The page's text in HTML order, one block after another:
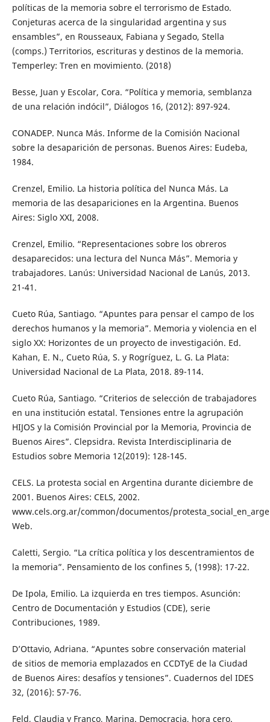
políticas de la memoria sobre el terrorismo de Estado.
Conjeturas acerca de la singularidad argentina y sus
ensambles”, en Rousseaux, Fabiana y Segado, Stella
(comps.) Territorios, escrituras y destinos de la memoria.
Temperley: Tren en movimiento. (2018)
Besse, Juan y Escolar, Cora. “Política y memoria, semblanza
de una relación indócil”, Diálogos 16, (2012): 897-924.
CONADEP. Nunca Más. Informe de la Comisión Nacional
sobre la desaparición de personas. Buenos Aires: Eudeba,
1984.
Crenzel, Emilio. La historia política del Nunca Más. La
memoria de las desapariciones en la Argentina. Buenos
Aires: Siglo XXI, 2008.
Crenzel, Emilio. “Representaciones sobre los obreros
desaparecidos: una lectura del Nunca Más”. Memoria y
trabajadores. Lanús: Universidad Nacional de Lanús, 2013.
21-41.
Cueto Rúa, Santiago. “Apuntes para pensar el campo de los
derechos humanos y la memoria”. Memoria y violencia en el
siglo XX: Horizontes de un proyecto de investigación. Ed.
Kahan, E. N., Cueto Rúa, S. y Rogríguez, L. G. La Plata:
Universidad Nacional de La Plata, 2018. 89-114.
Cueto Rúa, Santiago. “Criterios de selección de trabajadores
en una institución estatal. Tensiones entre la agrupación
HIJOS y la Comisión Provincial por la Memoria, Provincia de
Buenos Aires”. Clepsidra. Revista Interdisciplinaria de
Estudios sobre Memoria 12(2019): 128-145.
CELS. La protesta social en Argentina durante diciembre de
2001. Buenos Aires: CELS, 2002.
www.cels.org.ar/common/documentos/
Web.
Caletti, Sergio. “La crítica política y los descentramientos de
la memoria”. Pensamiento de los confines 5, (1998): 17-22.
De Ipola, Emilio. La izquierda en tres tiempos. Asunción:
Centro de Documentación y Estudios (CDE), serie
Contribuciones, 1989.
D’Ottavio, Adriana. “Apuntes sobre conservación material
de sitios de memoria emplazados en CCDTyE de la Ciudad
de Buenos Aires: desafíos y tensiones”. Cuadernos del IDES
32, (2016): 57-76.
Feld, Claudia y Franco, Marina. Democracia, hora cero.